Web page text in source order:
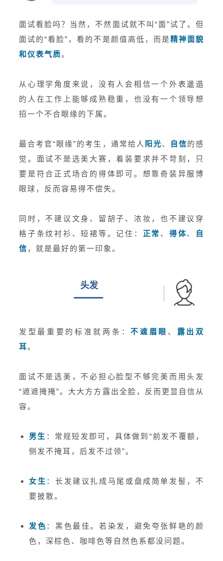
面试看脸吗？当然，不然面试就不叫“面”试了。但
面试的“看脸”，看的不是颜值高低，而是精神面貌
和仪表气质。
从心理学角度来说，没有人会相信一个外表邋遢
的人在工作上能够成熟稳重，也没有一个领导想
招一个不合眼缘的下属。
最合考官“眼缘”的考生，通常给人 阳光、 自信的感
觉。面试不是选美大赛，着装要求并不苛刻，只
要是符合正式场合的得体即可。想靠奇装异服博
眼球，反而容易得不偿失。
同时，不建议文身、留胡子、浓妆，也不建议穿
格子条纹衬衫、短裙等。记住： 正常 、 得体、
自
信 ，就是最好的第一印象。
头发
发型最重要的标准就两条：不遮眉眼 、 露出双
耳。
面试不是选美，不必担心脸型不够完美而用头发
“遮遮掩掩”。大大方方露出全脸，反而更显自信从
容。
男生 ：常规短发即可，具体做到“前发不覆额，
侧发不掩耳，后发不过领”。
女生 ：长发建议扎成马尾或盘成简单发髻，不
要披散。
发色 ：黑色最佳。若染发，避免夸张鲜艳的颜
色，深棕色、咖啡色等自然色系都没问题。